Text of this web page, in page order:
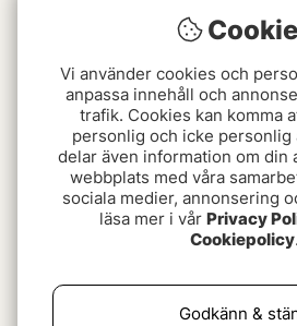
Korum Camo Method
29 kr
fr.
Vi använder cookies och
anpassa innehåll och
trafik. Cookies kan komma
personlig och icke personlig
delar även information om din
webbplats med våra
sociala medier, annonsering
läsa mer i vår Privacy
Cookiepolicy.
Godkänn &